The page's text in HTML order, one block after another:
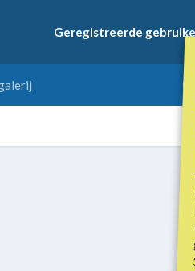
Geregistreerde